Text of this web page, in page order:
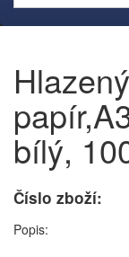
bílý,
Číslo zboží:
Popis: